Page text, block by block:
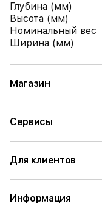
Глубина (мм)
Высота (мм)
Номинальный вес
Ширина (мм)
Магазин
Сервисы
Для клиентов
Информация